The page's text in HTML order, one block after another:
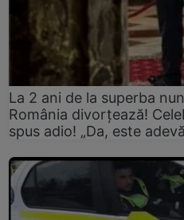
La 2 ani de la superba
România divorțează!
spus adio! „Da, este